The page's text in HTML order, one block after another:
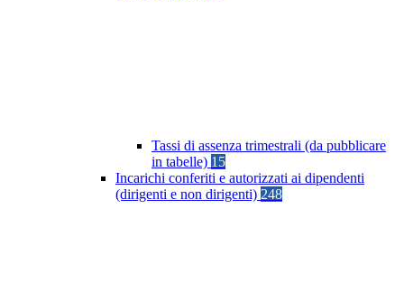
Tassi di assenza trimestrali (da pubblicare
in tabelle) 15
Incarichi conferiti e autorizzati ai dipendenti
(dirigenti e non dirigenti) 248